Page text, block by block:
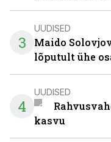
3
UUDISED
Maido
lõputult ühe
4
UUDISED
kasvu